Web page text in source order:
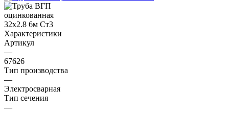
Характеристики
Артикул
—
67626
Тип производства
—
Электросварная
Тип сечения
—